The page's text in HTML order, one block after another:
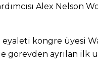
Alex Nelson
eyaleti kongre üyesi
görevden ayrılan ilk